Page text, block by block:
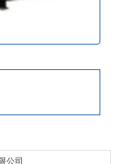
公司